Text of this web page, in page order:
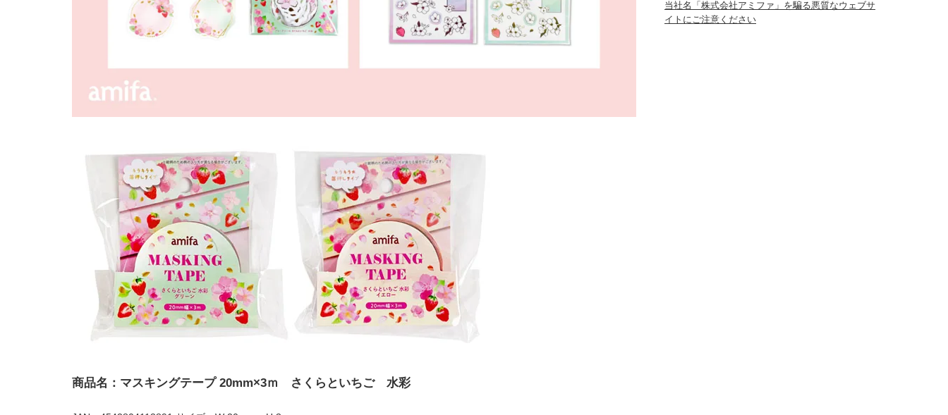
商品名：マスキングテープ 20mm×3ｍ さくらといちご 水彩
当社名「株式会社アミファ」を騙る悪質なウェブサ
イトにご注意ください